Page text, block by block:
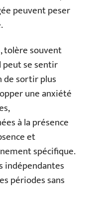
peuvent peser
tolère souvent
peut se sentir
de sortir plus
une anxiété
à la présence
et
spécifique.
indépendantes
périodes sans